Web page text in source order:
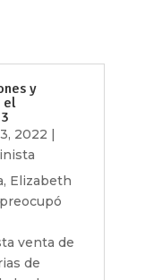
y
el
2022
Elizabeth
venta de
de